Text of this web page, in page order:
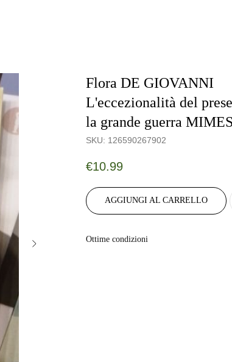
Flora DE GIOVANNI
L'eccezionalità del
la grande guerra
SKU: 126590267902
€10.99
AGGIUNGI AL CARRELLO
Ottime condizioni